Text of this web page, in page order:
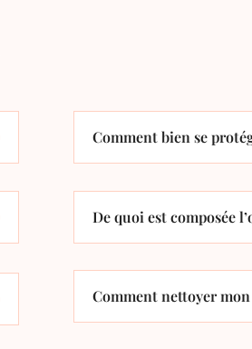
Comment bien se
De quoi est composée
Comment nettoyer